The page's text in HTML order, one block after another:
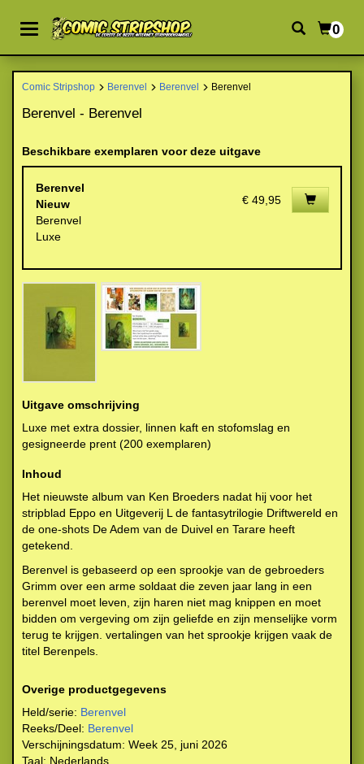
0
Comic Stripshop Berenvel Berenvel Berenvel
Berenvel - Berenvel
Beschikbare exemplaren voor deze uitgave
Berenvel
Nieuw
Berenvel
Luxe
€ 49,95
Uitgave omschrijving
Luxe met extra dossier, linnen kaft en stofomslag en
gesigneerde prent (200 exemplaren)
Inhoud
Het nieuwste album van Ken Broeders nadat hij voor het
stripblad Eppo en Uitgeverij L de fantasytrilogie Driftwereld en
de one-shots De Adem van de Duivel en Tarare heeft
getekend.
Berenvel is gebaseerd op een sprookje van de gebroeders
Grimm over een arme soldaat die zeven jaar lang in een
berenvel moet leven, zijn haren niet mag knippen en moet
bidden om vergeving om zijn geliefde en zijn menselijke vorm
terug te krijgen. vertalingen van het sprookje krijgen vaak de
titel Berenpels.
Overige productgegevens
Held/serie: Berenvel
Reeks/Deel: Berenvel
Verschijningsdatum: Week 25, juni 2026
Taal: Nederlands